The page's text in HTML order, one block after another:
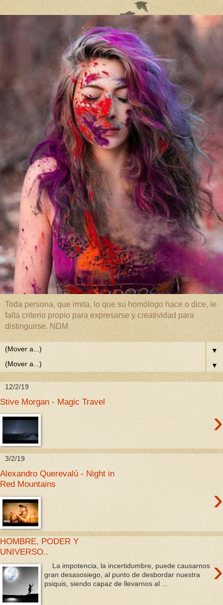
Toda persona, que imita, lo que su homólogo hace o dice, le
falta criterio propio para expresarse y creatividad para
distinguirse. NDM
▼
▼
12/2/19
Stive Morgan - Magic Travel
›
3/2/19
Alexandro Querevalú - Night in
Red Mountains
›
HOMBRE, PODER Y
UNIVERSO..
›
La impotencia, la incertidumbre, puede causarnos
gran desasosiego, al punto de desbordar nuestra
psiquis, siendo capaz de llevarnos al ...